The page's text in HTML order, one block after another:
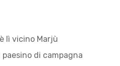
lì vicino Marjù
di campagna